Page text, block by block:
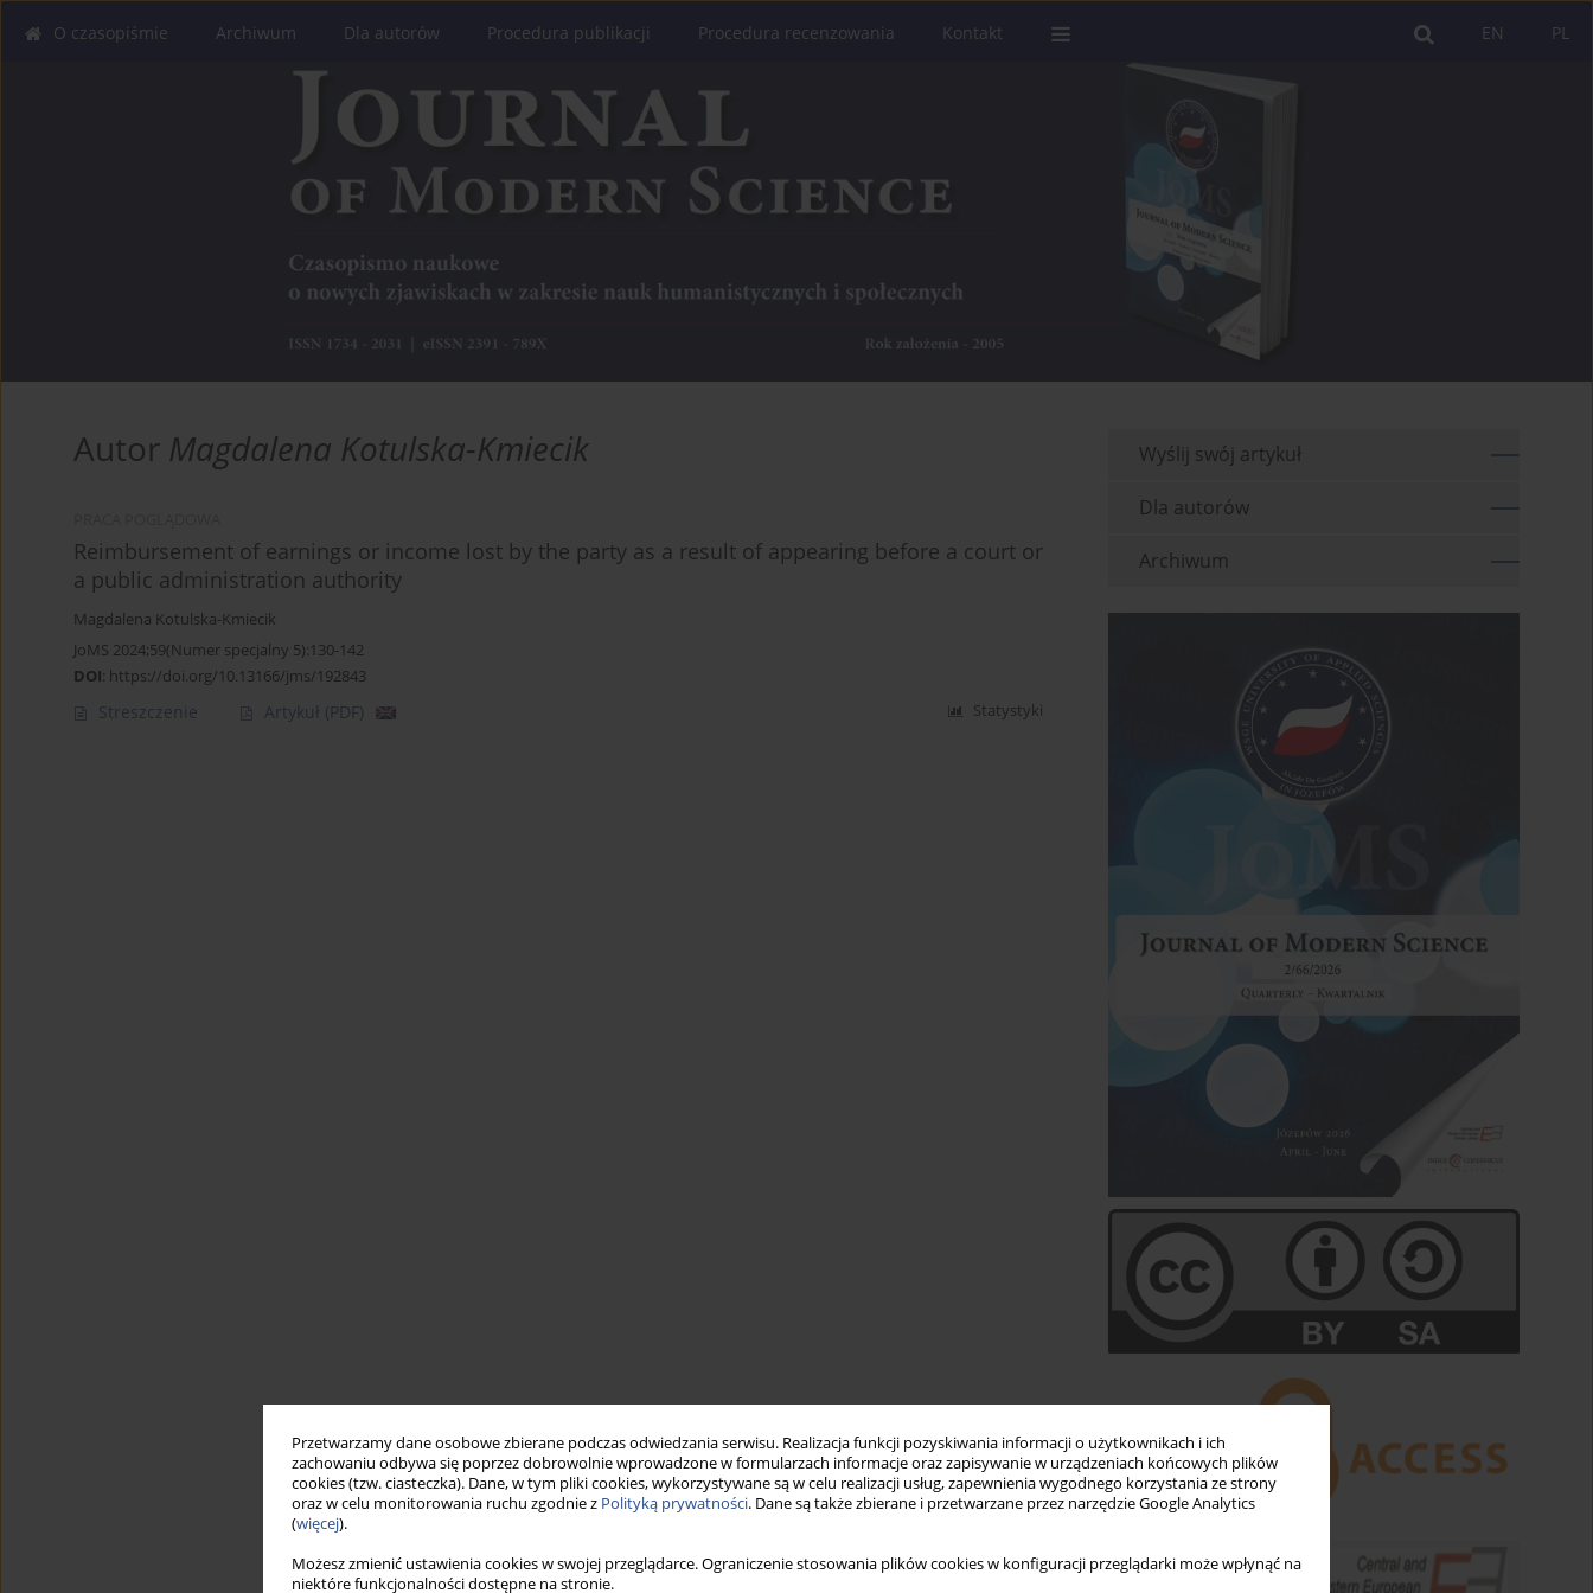
Przetwarzamy dane osobowe zbierane podczas odwiedzania serwisu. Realizacja funkcji pozyskiwania informacji o użytkownikach i ich
zachowaniu odbywa się poprzez dobrowolnie wprowadzone w formularzach informacje oraz zapisywanie w urządzeniach końcowych plików
cookies (tzw. ciasteczka). Dane, w tym pliki cookies, wykorzystywane są w celu realizacji usług, zapewnienia wygodnego korzystania ze strony
oraz w celu monitorowania ruchu zgodnie z Polityką prywatności. Dane są także zbierane i przetwarzane przez narzędzie Google Analytics
(więcej).
Możesz zmienić ustawienia cookies w swojej przeglądarce. Ograniczenie stosowania plików cookies w konfiguracji przeglądarki może wpłynąć na
niektóre funkcjonalności dostępne na stronie.
PL
EN
O czasopiśmie Archiwum Dla autorów Procedura publikacji Procedura recenzowania Kontakt
Autor Magdalena Kotulska-Kmiecik
Reimbursement of earnings or income lost by the party as a result of appearing before a court or
a public administration authority
Magdalena Kotulska-Kmiecik
JoMS 2024;59(Numer specjalny 5):130-142
DOI: https://doi.org/10.13166/jms/192843
Streszczenie Artykuł (PDF) Statystyki
Wyślij swój artykuł
Dla autorów
Archiwum